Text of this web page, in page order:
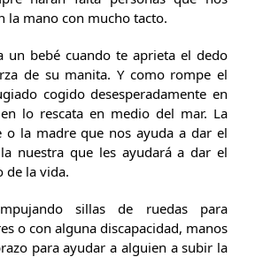
la mano con mucho tacto.
un bebé cuando te aprieta el dedo
de su manita. Y como rompe el
cogido desesperadamente en
lo rescata en medio del mar. La
o la madre que nos ayuda a dar el
nuestra que les ayudará a dar el
de la vida.
sillas de ruedas para
o con alguna discapacidad, manos
para ayudar a alguien a subir la